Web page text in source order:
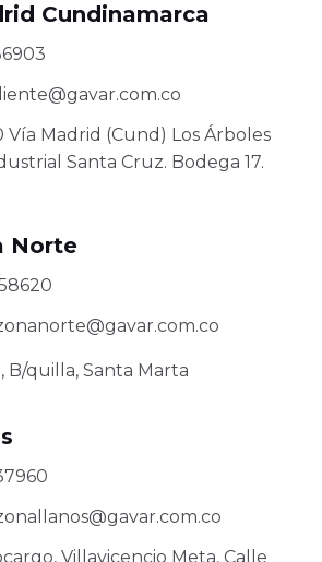
Cundinamarca
Vía Madrid (Cund) Los Árboles
Santa Cruz. Bodega 17.
Norte
B/quilla, Santa Marta
Villavicencio Meta, Calle